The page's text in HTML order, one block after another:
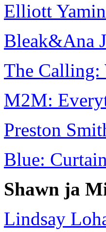
Elliott
Bleak&Ana
The Calling:
M2M:
Preston
Blue:
Shawn ja
Lindsay